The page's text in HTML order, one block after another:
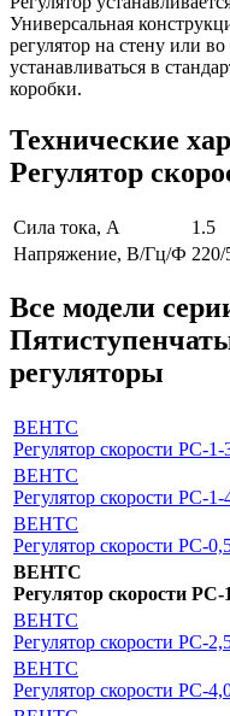
Универсальная
регулятор на стену или
устанавливаться в
коробки.
Технические
Регулятор
Сила тока, А
1.5
Напряжение, В/Гц/Ф 220/
Все модели
регуляторы
ВЕНТС
Регулятор скорости РС-1-
ВЕНТС
Регулятор скорости РС-1-
ВЕНТС
Регулятор скорости РС-
ВЕНТС
Регулятор скорости
ВЕНТС
Регулятор скорости РС-
ВЕНТС
Регулятор скорости РС-